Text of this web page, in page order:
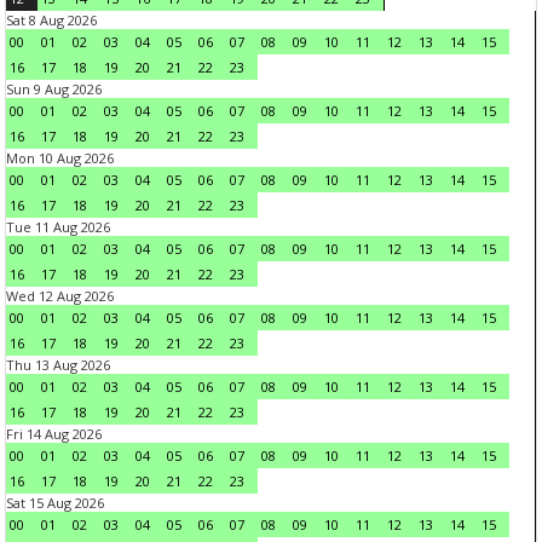
Sat 8 Aug 2026
00
01 02 03 04 05 06 07 08 09 10 11 12 13 14
15
16
17 18 19 20 21 22
23
Sun 9 Aug 2026
00
01 02 03 04 05 06 07 08 09 10 11 12 13 14
15
16
17 18 19 20 21 22
23
Mon 10 Aug 2026
00
01 02 03 04 05 06 07 08 09 10 11 12 13 14
15
16
17 18 19 20 21 22
23
Tue 11 Aug 2026
00
01 02 03 04 05 06 07 08 09 10 11 12 13 14
15
16
17 18 19 20 21 22
23
Wed 12 Aug 2026
00
01 02 03 04 05 06 07 08 09 10 11 12 13 14
15
16
17 18 19 20 21 22
23
Thu 13 Aug 2026
00
01 02 03 04 05 06 07 08 09 10 11 12 13 14
15
16
17 18 19 20 21 22
23
Fri 14 Aug 2026
00
01 02 03 04 05 06 07 08 09 10 11 12 13 14
15
16
17 18 19 20 21 22
23
Sat 15 Aug 2026
00
01 02 03 04 05 06 07 08 09 10 11 12 13 14
15